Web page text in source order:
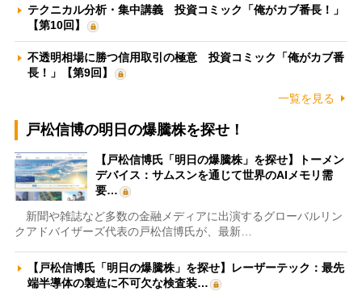
テクニカル分析・集中講義 投資コミック「俺がカブ番長！」
【第10回】
不透明相場に勝つ信用取引の極意 投資コミック「俺がカブ番
長！」【第9回】
一覧を見る
戸松信博の明日の爆騰株を探せ！
【戸松信博氏「明日の爆騰株」を探せ】トーメン
デバイス：サムスンを通じて世界のAIメモリ需
要…
新聞や雑誌など多数の金融メディアに出演するグローバルリン
クアドバイザーズ代表の戸松信博氏が、最新…
【戸松信博氏「明日の爆騰株」を探せ】レーザーテック：最先
端半導体の製造に不可欠な検査装…